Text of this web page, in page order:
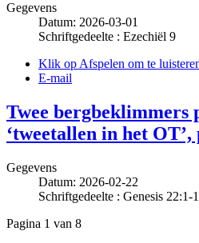
Gegevens
Datum: 2026-03-01
Schriftgedeelte : Ezechiël 9
Klik op Afspelen om te
E-mail
Twee bergbeklimmers
‘tweetallen in het OT’,
Gegevens
Datum: 2026-02-22
Schriftgedeelte : Genesis 22:1-
Pagina 1 van 8